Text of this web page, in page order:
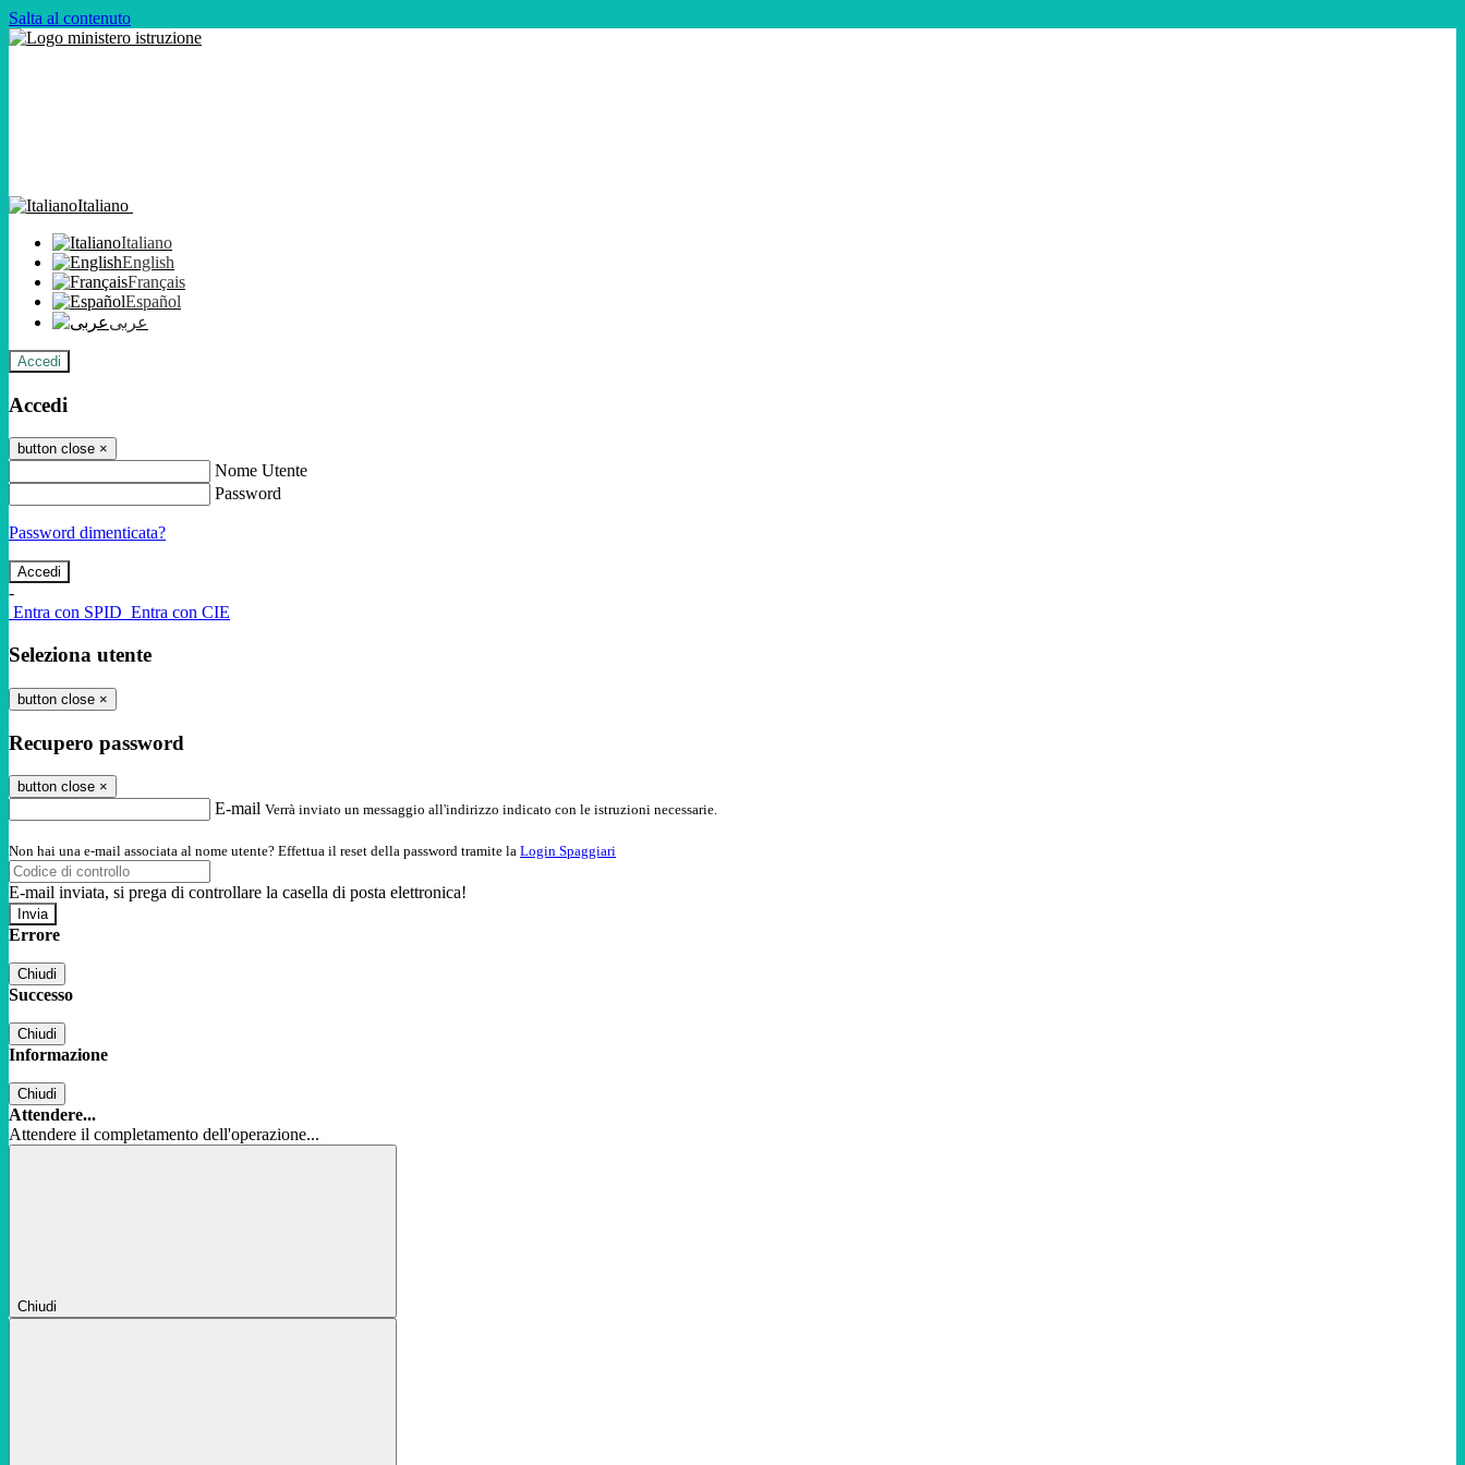
Salta al contenuto
Italiano
Italiano
English
Français
Español
عربى
Accedi
Accedi
button close ×
Nome Utente
Password
Password dimenticata?
-
Entra con SPID Entra con CIE
Seleziona utente
button close ×
Recupero password
button close ×
E-mail Verrà inviato un messaggio all'indirizzo indicato con le istruzioni necessarie.
Non hai una e-mail associata al nome utente? Effettua il reset della password tramite la Login Spaggiari
E-mail inviata, si prega di controllare la casella di posta elettronica!
Errore
Chiudi
Successo
Chiudi
Informazione
Chiudi
Attendere...
Attendere il completamento dell'operazione...
Chiudi